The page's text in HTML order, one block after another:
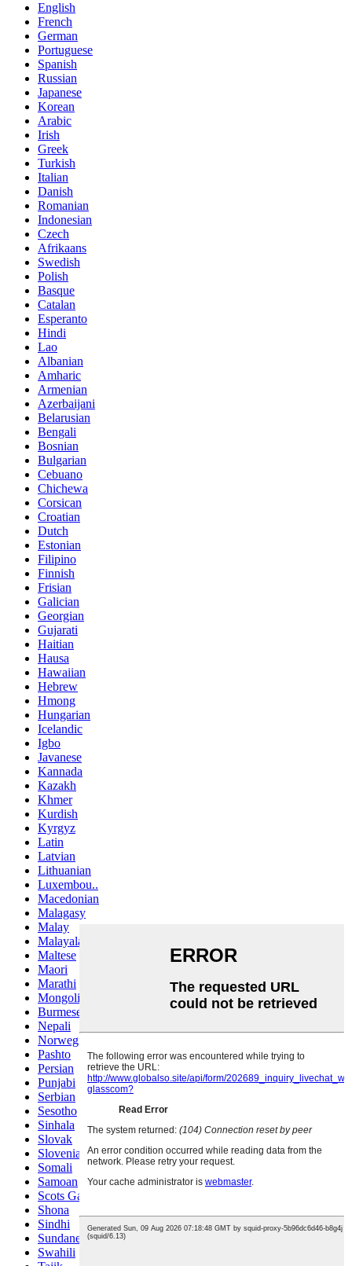
English
French
German
Portuguese
Spanish
Russian
Japanese
Korean
Arabic
Irish
Greek
Turkish
Italian
Danish
Romanian
Indonesian
Czech
Afrikaans
Swedish
Polish
Basque
Catalan
Esperanto
Hindi
Lao
Albanian
Amharic
Armenian
Azerbaijani
Belarusian
Bengali
Bosnian
Bulgarian
Cebuano
Chichewa
Corsican
Croatian
Dutch
Estonian
Filipino
Finnish
Frisian
Galician
Georgian
Gujarati
Haitian
Hausa
Hawaiian
Hebrew
Hmong
Hungarian
Icelandic
Igbo
Javanese
Kannada
Kazakh
Khmer
Kurdish
Kyrgyz
Latin
Latvian
Lithuanian
Luxembou..
Macedonian
Malagasy
Malay
Malayalam
Maltese
Maori
Marathi
Mongolian
Burmese
Nepali
Norwegian
Pashto
Persian
Punjabi
Serbian
Sesotho
Sinhala
Slovak
Slovenian
Somali
Samoan
Scots Gaelic
Shona
Sindhi
Sundanese
Swahili